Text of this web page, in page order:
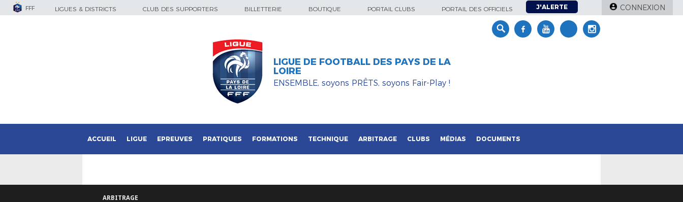
FFF LIGUES & DISTRICTS CLUB DES SUPPORTERS BILLETTERIE BOUTIQUE PORTAIL CLUBS PORTAIL DES OFFICIELS J'ALERTE CONNEXION
LIGUE DE FOOTBALL DES PAYS DE LA
LOIRE
ENSEMBLE, soyons PRÊTS, soyons Fair-Play !
ACCUEIL LIGUE EPREUVES PRATIQUES FORMATIONS TECHNIQUE ARBITRAGE CLUBS MÉDIAS DOCUMENTS
ARBITRAGE